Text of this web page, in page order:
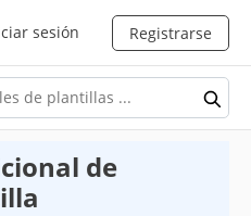
sesión Registrarse
de